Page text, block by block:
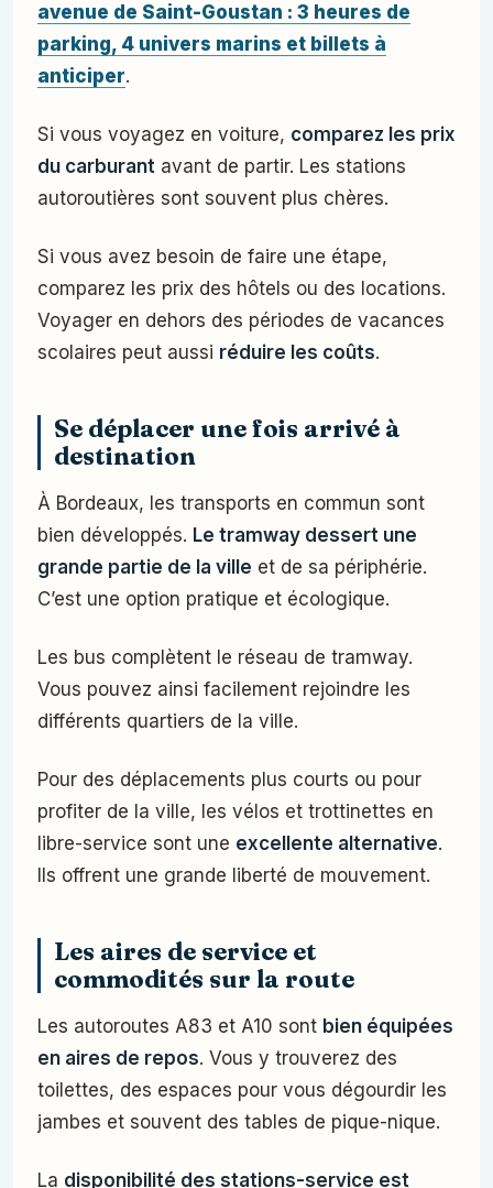
avenue de Saint-Goustan : 3 heures de
parking, 4 univers marins et billets à
anticiper.
Si vous voyagez en voiture, comparez les prix
du carburant avant de partir. Les stations
autoroutières sont souvent plus chères.
Si vous avez besoin de faire une étape,
comparez les prix des hôtels ou des locations.
Voyager en dehors des périodes de vacances
scolaires peut aussi réduire les coûts.
Se déplacer une fois arrivé à
destination
À Bordeaux, les transports en commun sont
bien développés. Le tramway dessert une
grande partie de la ville et de sa périphérie.
C’est une option pratique et écologique.
Les bus complètent le réseau de tramway.
Vous pouvez ainsi facilement rejoindre les
différents quartiers de la ville.
Pour des déplacements plus courts ou pour
profiter de la ville, les vélos et trottinettes en
libre-service sont une excellente alternative.
Ils offrent une grande liberté de mouvement.
Les aires de service et
commodités sur la route
Les autoroutes A83 et A10 sont bien équipées
en aires de repos. Vous y trouverez des
toilettes, des espaces pour vous dégourdir les
jambes et souvent des tables de pique-nique.
La disponibilité des stations-service est